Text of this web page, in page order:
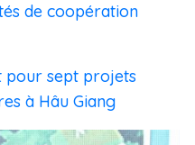
de coopération
pour sept projets
à Hâu Giang